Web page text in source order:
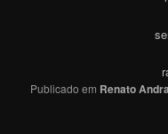
Publicado em Renato